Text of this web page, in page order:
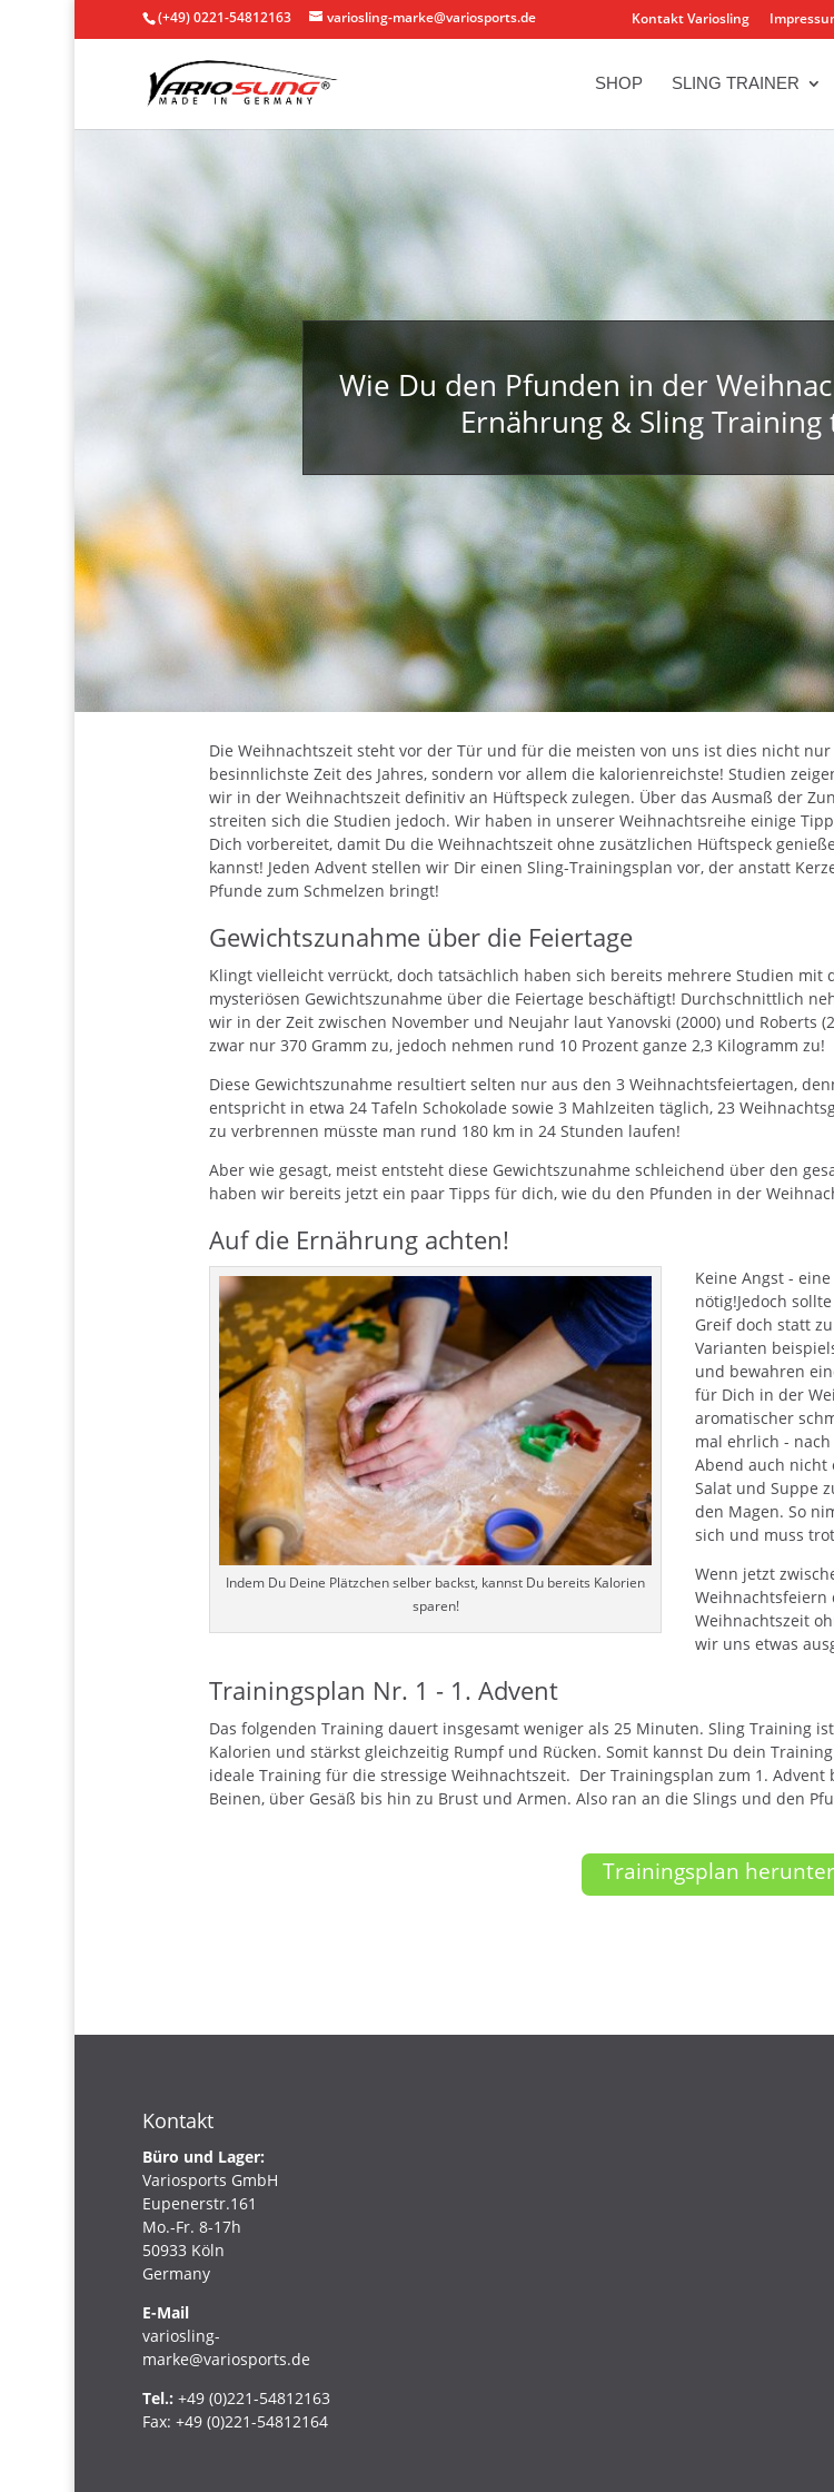
(+49) 0221-54812163 variosling-marke@variosports.de Kontakt Variosling
SHOP SLING TRAINER
Wie Du den Pfunden in der
Ernährung & Sling
Die Weihnachtszeit steht vor der Tür und für die meisten von uns ist dies nicht nur
besinnlichste Zeit des Jahres, sondern vor allem die kalorienreichste! Studien
wir in der Weihnachtszeit definitiv an Hüftspeck zulegen. Über das Ausmaß der
streiten sich die Studien jedoch. Wir haben in unserer Weihnachtsreihe einige
Dich vorbereitet, damit Du die Weihnachtszeit ohne zusätzlichen Hüftspeck
kannst! Jeden Advent stellen wir Dir einen Sling-Trainingsplan vor, der anstatt
Pfunde zum Schmelzen bringt!
Gewichtszunahme über die Feiertage
Klingt vielleicht verrückt, doch tatsächlich haben sich bereits mehrere Studien mit
mysteriösen Gewichtszunahme über die Feiertage beschäftigt! Durchschnittlich
wir in der Zeit zwischen November und Neujahr laut Yanovski (2000) und Roberts
zwar nur 370 Gramm zu, jedoch nehmen rund 10 Prozent ganze 2,3 Kilogramm zu!
Diese Gewichtszunahme resultiert selten nur aus den 3 Weihnachtsfeiertagen,
entspricht in etwa 24 Tafeln Schokolade sowie 3 Mahlzeiten täglich, 23
zu verbrennen müsste man rund 180 km in 24 Stunden laufen!
Aber wie gesagt, meist entsteht diese Gewichtszunahme schleichend über den
haben wir bereits jetzt ein paar Tipps für dich, wie du den Pfunden in der
Auf die Ernährung achten!
Indem Du Deine Plätzchen selber backst, kannst Du bereits Kalorien
sparen!
Keine Angst -
nötig!Jedoch
Greif doch statt
Varianten
und bewahren
für Dich in der
aromatischer
mal ehrlich -
Abend auch nicht
Salat und Suppe
den Magen. So
sich und muss
Wenn jetzt
Weihnachtsfeiern
Weihnachtszeit
wir uns etwas
Trainingsplan Nr. 1 - 1. Advent
Das folgenden Training dauert insgesamt weniger als 25 Minuten. Sling Training
Kalorien und stärkst gleichzeitig Rumpf und Rücken. Somit kannst Du dein
ideale Training für die stressige Weihnachtszeit. Der Trainingsplan zum 1.
Beinen, über Gesäß bis hin zu Brust und Armen. Also ran an die Slings und den
Trainingsplan
Kontakt
Büro und Lager:
Variosports GmbH
Eupenerstr.161
Mo.-Fr. 8-17h
50933 Köln
Germany
E-Mail
variosling-
marke@variosports.de
Tel.: +49 (0)221-54812163
Fax: +49 (0)221-54812164